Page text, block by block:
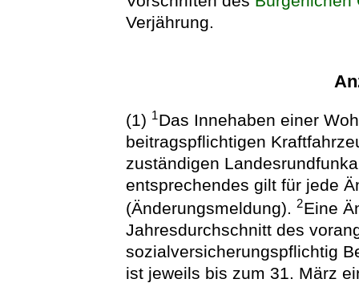
Verjährung.
(1) 1Das Innehaben einer
beitragspflichtigen
zuständigen
entsprechendes gilt für jede
(Änderungsmeldung).2Eine
Jahresdurchschnitt des
sozialversicherungspflichtig
ist jeweils bis zum 31. März